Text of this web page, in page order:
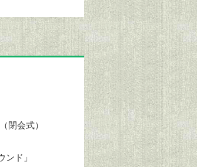
（閉会式）
ド」